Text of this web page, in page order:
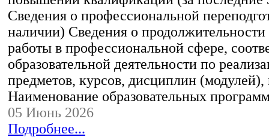
Сведения о профессиональной
наличии) Сведения о
работы в профессиональной сфере,
образовательной деятельности по
предметов, курсов, дисциплин (модулей),
Наименование образовательных
05 Июнь 2026
Подробнее...